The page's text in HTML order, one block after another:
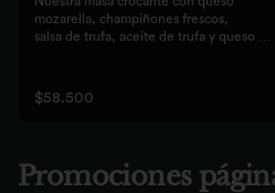
mozarella, champiñones frescos,
salsa de trufa, aceite de trufa y queso
$58.500
Promociones